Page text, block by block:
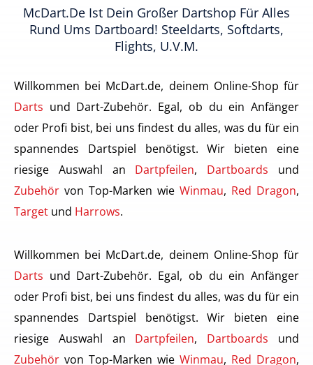
McDart.de Ist Dein Großer Dartshop Für Alles
Rund Ums Dartboard! Steeldarts, Softdarts,
Flights, U.v.m.
Willkommen bei McDart.de, deinem Online-Shop für
Darts und Dart-Zubehör. Egal, ob du ein Anfänger
oder Profi bist, bei uns findest du alles, was du für ein
spannendes Dartspiel benötigst. Wir bieten eine
riesige Auswahl an Dartpfeilen, Dartboards und
Zubehör von Top-Marken wie Winmau, Red Dragon,
Target und Harrows.
Willkommen bei McDart.de, deinem Online-Shop für
Darts und Dart-Zubehör. Egal, ob du ein Anfänger
oder Profi bist, bei uns findest du alles, was du für ein
spannendes Dartspiel benötigst. Wir bieten eine
riesige Auswahl an Dartpfeilen, Dartboards und
Zubehör von Top-Marken wie Winmau, Red Dragon,